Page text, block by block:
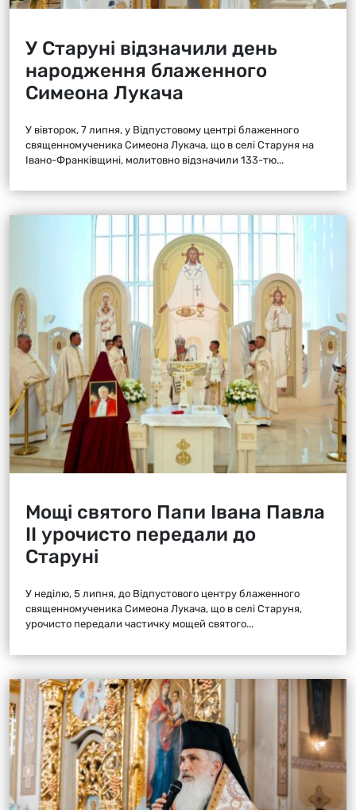
У Старуні відзначили день
народження блаженного
Симеона Лукача
У вівторок, 7 липня, у Відпустовому центрі блаженного
священномученика Симеона Лукача, що в селі Старуня на
Івано-Франківщині, молитовно відзначили 133-тю...
Мощі святого Папи Івана Павла
ІІ урочисто передали до
Старуні
У неділю, 5 липня, до Відпустового центру блаженного
священномученика Симеона Лукача, що в селі Старуня,
урочисто передали частичку мощей святого...